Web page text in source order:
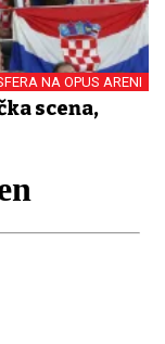
NA OPUS ARENI
scena,